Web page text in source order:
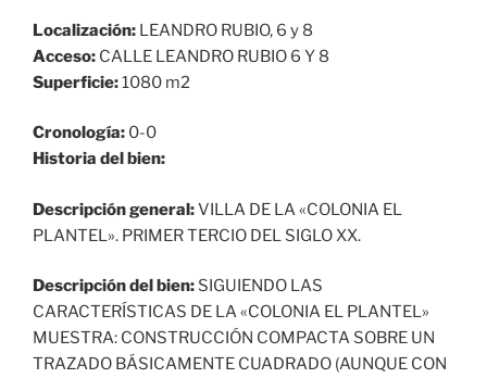
Localización: LEANDRO RUBIO, 6 y 8
Acceso: CALLE LEANDRO RUBIO 6 Y 8
Superficie:1080 m2
Cronología: 0-0
Historia del bien:
Descripción general:VILLA DE LA «COLONIA EL
PLANTEL». PRIMER TERCIO DEL SIGLO XX.
Descripción del bien: SIGUIENDO LAS
CARACTERÍSTICAS DE LA «COLONIA EL PLANTEL»
MUESTRA: CONSTRUCCIÓN COMPACTA SOBRE UN
TRAZADO BÁSICAMENTE CUADRADO (AUNQUE CON